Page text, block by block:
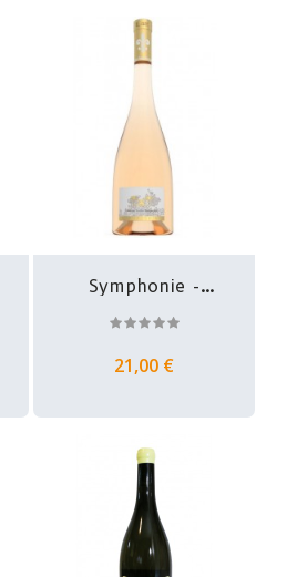
Symphonie -
21,00 €